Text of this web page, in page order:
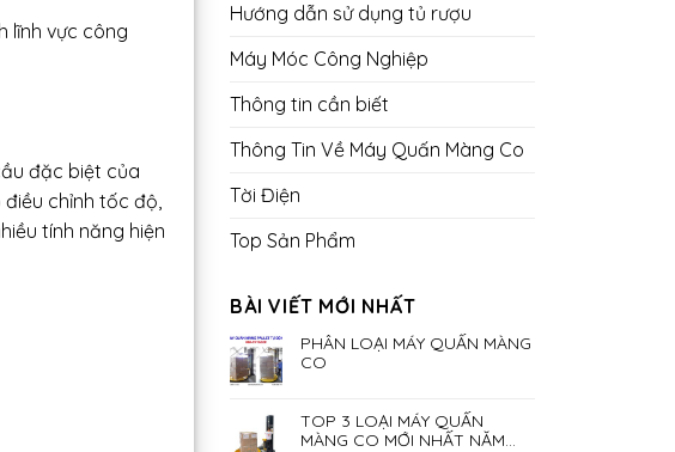
lĩnh vực công
đặc biệt của
chỉnh tốc độ,
tính năng hiện
Hướng dẫn sử dụng tủ rượu
Máy Móc Công Nghiệp
Thông tin cần biết
Thông Tin Về Máy Quấn Màng Co
Tời Điện
Top Sản Phẩm
BÀI VIẾT MỚI NHẤT
PHÂN LOẠI MÁY QUẤN MÀNG
CO
TOP 3 LOẠI MÁY QUẤN
MÀNG CO MỚI NHẤT NĂM